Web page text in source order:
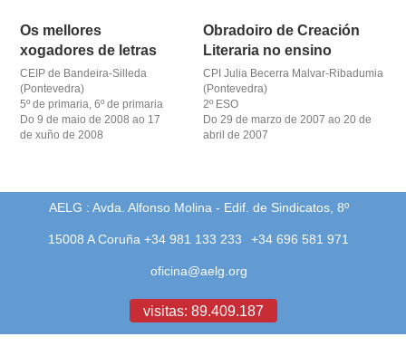
fototeca
videoteca
materiais didácticos
Os mellores
xogadores de letras
CEIP de Bandeira-Silleda
(Pontevedra)
5º de primaria, 6º de primaria
Do 9 de maio de 2008 ao 17
de xuño de 2008
Obradoiro de Creación
Literaria no ensino
CPI Julia Becerra Malvar-Ribadumia
(Pontevedra)
2º ESO
Do 29 de marzo de 2007 ao 20 de
abril de 2007
AELG : Avda. Alfonso Molina - Edif. de Sindicatos, 8º
15008 A Coruña +34 981 133 233 +34 696 581 971
oficina@aelg.org
visitas: 89.409.187